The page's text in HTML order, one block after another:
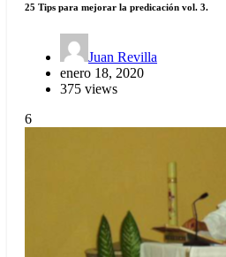
25 Tips para mejorar la predicación vol. 3.
Juan Revilla
enero 18, 2020
375 views
6